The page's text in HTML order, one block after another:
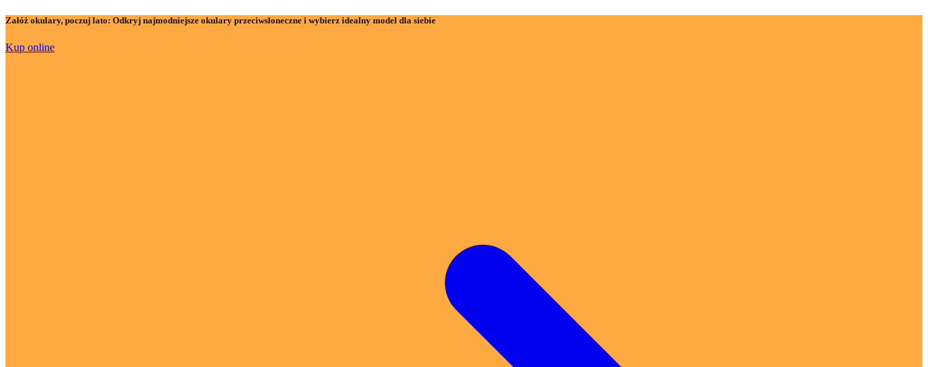
Załóż okulary, poczuj lato: Odkryj najmodniejsze okulary przeciwsłoneczne i wybierz idealny model dla siebie
Kup online